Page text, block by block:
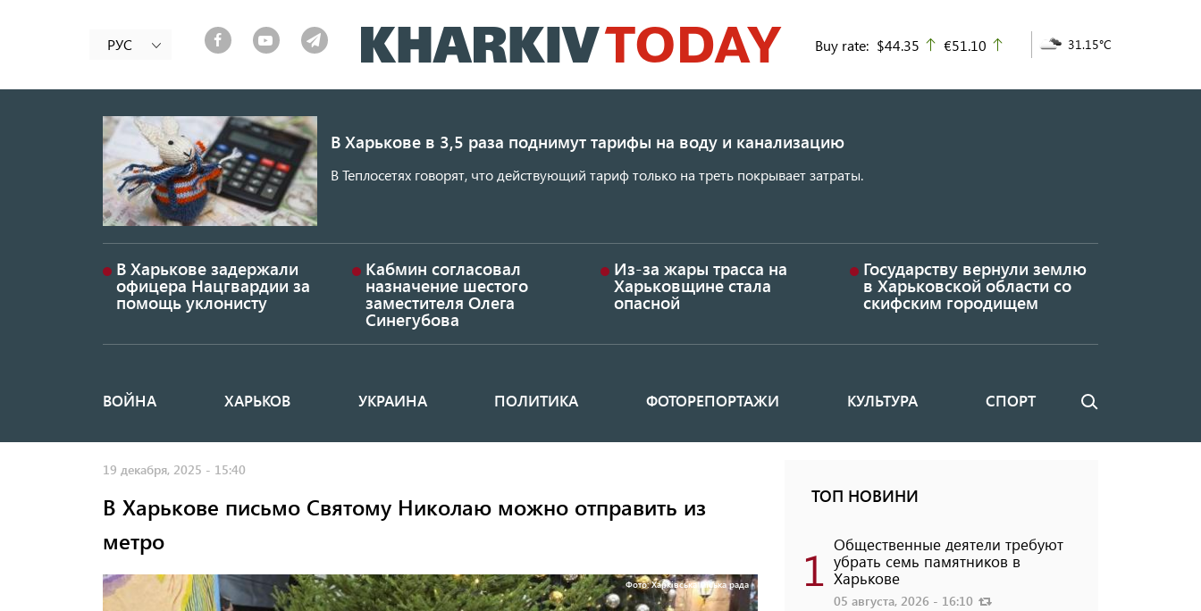
к
основному
РУС Buy rate: $44.35 up
€51.10 31.15°C
В Харькове в 3,5 раза поднимут тарифы на воду и канализацию
В Теплосетях говорят, что действующий тариф только на треть покрывает затраты.
В Харькове задержали
офицера Нацгвардии за
помощь уклонисту
Кабмин согласовал
назначение шестого
заместителя Олега
Синегубова
Из-за жары трасса на
Харьковщине стала
опасной
Государству вернули землю
в Харьковской области со
скифским городищем
Основная
ВОЙНА ХАРЬКОВ УКРАИНА ПОЛИТИКА ФОТОРЕПОРТАЖИ КУЛЬТУРА СПОРТ Поиск
19 декабря, 2025 - 15:40
В Харькове письмо Святому Николаю можно отправить из
метро
Фото: Харківська міська рада
ТОП НОВИНИ
1 Общественные деятели требуют
убрать семь памятников в
Харькове
05 августа, 2026 - 16:10